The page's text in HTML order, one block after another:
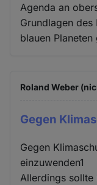
Agenda an
Grundlagen des
blauen Planeten
Roland Weber
Gegen
Gegen
einzuwenden1
Allerdings sollte